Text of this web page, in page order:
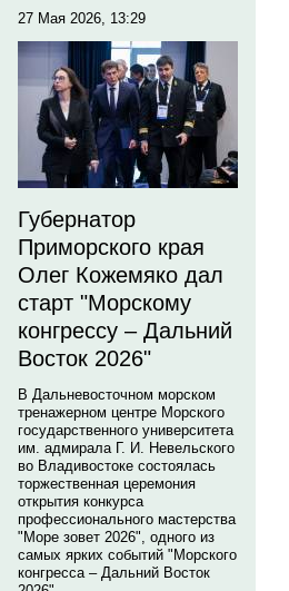
27 Мая 2026, 13:29
Губернатор
Приморского края
Олег Кожемяко дал
старт "Морскому
конгрессу – Дальний
Восток 2026"
В Дальневосточном морском
тренажерном центре Морского
государственного университета
им. адмирала Г. И. Невельского
во Владивостоке состоялась
торжественная церемония
открытия конкурса
профессионального мастерства
"Море зовет 2026", одного из
самых ярких событий "Морского
конгресса – Дальний Восток